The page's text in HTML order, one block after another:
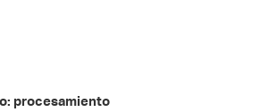
procesamiento